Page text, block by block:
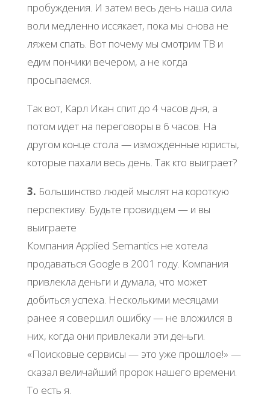
пробуждения. И затем весь день наша сила
воли медленно иссякает, пока мы снова не
ляжем спать. Вот почему мы смотрим ТВ и
едим пончики вечером, а не когда
просыпаемся.
Так вот, Карл Икан спит до 4 часов дня, а
потом идет на переговоры в 6 часов. На
другом конце стола — изможденные юристы,
которые пахали весь день. Так кто выиграет?
3. Большинство людей мыслят на короткую
перспективу. Будьте провидцем — и вы
выиграете
Компания Applied Semantics не хотела
продаваться Google в 2001 году. Компания
привлекла деньги и думала, что может
добиться успеха. Несколькими месяцами
ранее я совершил ошибку — не вложился в
них, когда они привлекали эти деньги.
«Поисковые сервисы — это уже прошлое!» —
сказал величайший пророк нашего времени.
То есть я.